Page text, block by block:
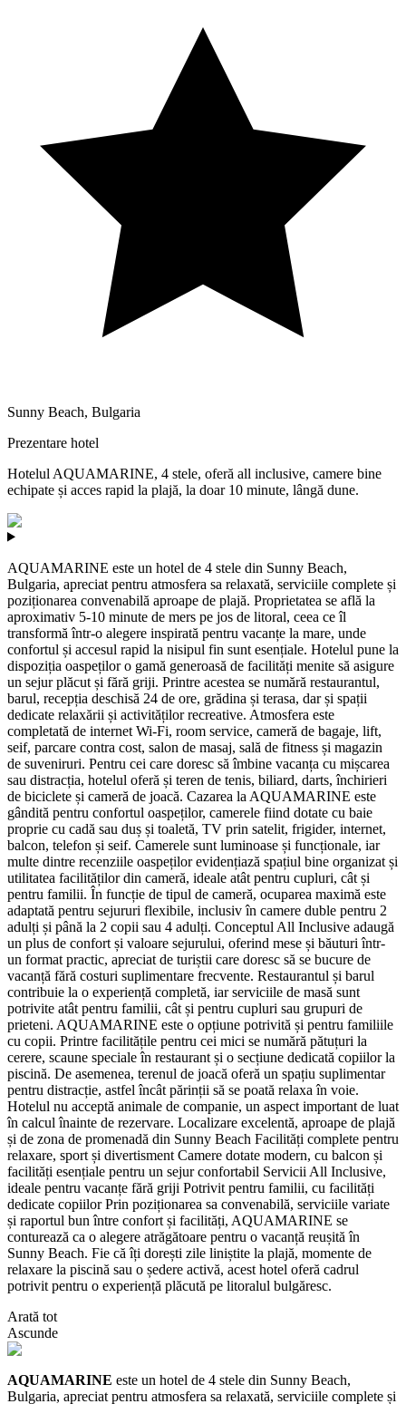
Sunny Beach, Bulgaria
Prezentare hotel
Hotelul AQUAMARINE, 4 stele, oferă all inclusive, camere bine
echipate și acces rapid la plajă, la doar 10 minute, lângă dune.
AQUAMARINE este un hotel de 4 stele din Sunny Beach,
Bulgaria, apreciat pentru atmosfera sa relaxată, serviciile complete și
poziționarea convenabilă aproape de plajă. Proprietatea se află la
aproximativ 5-10 minute de mers pe jos de litoral, ceea ce îl
transformă într-o alegere inspirată pentru vacanțe la mare, unde
confortul și accesul rapid la nisipul fin sunt esențiale. Hotelul pune la
dispoziția oaspeților o gamă generoasă de facilități menite să asigure
un sejur plăcut și fără griji. Printre acestea se numără restaurantul,
barul, recepția deschisă 24 de ore, grădina și terasa, dar și spații
dedicate relaxării și activităților recreative. Atmosfera este
completată de internet Wi-Fi, room service, cameră de bagaje, lift,
seif, parcare contra cost, salon de masaj, sală de fitness și magazin
de suveniruri. Pentru cei care doresc să îmbine vacanța cu mișcarea
sau distracția, hotelul oferă și teren de tenis, biliard, darts, închirieri
de biciclete și cameră de joacă. Cazarea la AQUAMARINE este
gândită pentru confortul oaspeților, camerele fiind dotate cu baie
proprie cu cadă sau duș și toaletă, TV prin satelit, frigider, internet,
balcon, telefon și seif. Camerele sunt luminoase și funcționale, iar
multe dintre recenziile oaspeților evidențiază spațiul bine organizat și
utilitatea facilităților din cameră, ideale atât pentru cupluri, cât și
pentru familii. În funcție de tipul de cameră, ocuparea maximă este
adaptată pentru sejururi flexibile, inclusiv în camere duble pentru 2
adulți și până la 2 copii sau 4 adulți. Conceptul All Inclusive adaugă
un plus de confort și valoare sejurului, oferind mese și băuturi într-
un format practic, apreciat de turiștii care doresc să se bucure de
vacanță fără costuri suplimentare frecvente. Restaurantul și barul
contribuie la o experiență completă, iar serviciile de masă sunt
potrivite atât pentru familii, cât și pentru cupluri sau grupuri de
prieteni. AQUAMARINE este o opțiune potrivită și pentru familiile
cu copii. Printre facilitățile pentru cei mici se numără pătuțuri la
cerere, scaune speciale în restaurant și o secțiune dedicată copiilor la
piscină. De asemenea, terenul de joacă oferă un spațiu suplimentar
pentru distracție, astfel încât părinții să se poată relaxa în voie.
Hotelul nu acceptă animale de companie, un aspect important de luat
în calcul înainte de rezervare. Localizare excelentă, aproape de plajă
și de zona de promenadă din Sunny Beach Facilități complete pentru
relaxare, sport și divertisment Camere dotate modern, cu balcon și
facilități esențiale pentru un sejur confortabil Servicii All Inclusive,
ideale pentru vacanțe fără griji Potrivit pentru familii, cu facilități
dedicate copiilor Prin poziționarea sa convenabilă, serviciile variate
și raportul bun între confort și facilități, AQUAMARINE se
conturează ca o alegere atrăgătoare pentru o vacanță reușită în
Sunny Beach. Fie că îți dorești zile liniștite la plajă, momente de
relaxare la piscină sau o ședere activă, acest hotel oferă cadrul
potrivit pentru o experiență plăcută pe litoralul bulgăresc.
Arată tot
Ascunde
AQUAMARINE este un hotel de 4 stele din Sunny Beach,
Bulgaria, apreciat pentru atmosfera sa relaxată, serviciile complete și